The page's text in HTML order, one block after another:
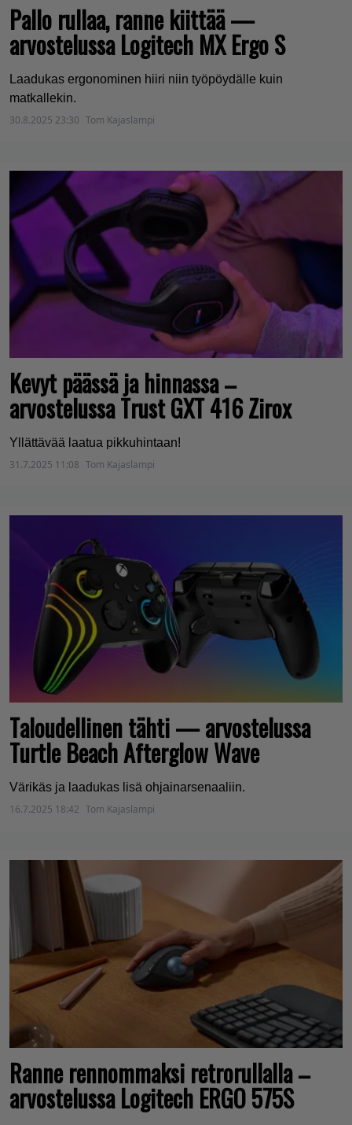
Pallo rullaa, ranne kiittää —
arvostelussa Logitech MX Ergo S
Laadukas ergonominen hiiri niin työpöydälle kuin
matkallekin.
30.8.2025 23:30 Tom Kajaslampi
Kevyt päässä ja hinnassa –
arvostelussa Trust GXT 416 Zirox
Yllättävää laatua pikkuhintaan!
31.7.2025 11:08 Tom Kajaslampi
Taloudellinen tähti — arvostelussa
Turtle Beach Afterglow Wave
Värikäs ja laadukas lisä ohjainarsenaaliin.
16.7.2025 18:42 Tom Kajaslampi
Ranne rennommaksi retrorullalla –
arvostelussa Logitech ERGO 575S